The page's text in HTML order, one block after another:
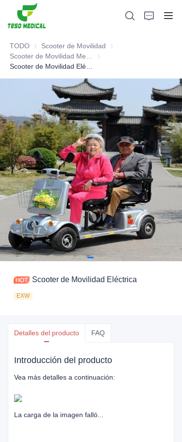
TODO Scooter de Movilidad Scooter de Movilidad
Scooter de Movilidad
Scooter de Movilidad Eléctrica
EXW
Detalles del producto FAQ
Introducción del producto
Vea más detalles a continuación:
La carga de la imagen falló...
Sobre nosotros
Noticias y casos de cooperación
Bases y procesos de fabricación
Apoyo